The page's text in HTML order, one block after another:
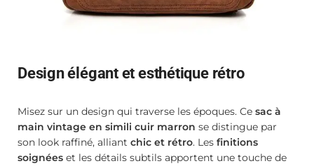
Design élégant et esthétique rétro
Misez sur un design qui traverse les époques. Ce sac à
main vintage en simili cuir marron se distingue par
son look raffiné, alliant chic et rétro. Les finitions
soignées et les détails subtils apportent une touche de